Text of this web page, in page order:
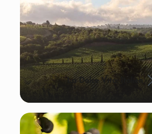
La Dolce Vita: Italien